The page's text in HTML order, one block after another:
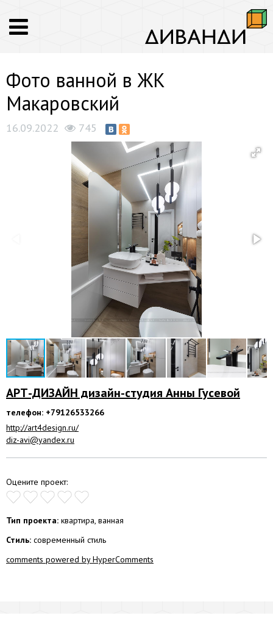
Фото ванной в ЖК
Макаровский
16.09.2022 745
АРТ-ДИЗАЙН дизайн-студия Анны Гусевой
телефон: +79126533266
http://art4design.ru/
diz-avi@yandex.ru
Оцените проект:
Тип проекта: квартира, ванная
Стиль: современный стиль
comments powered by HyperComments